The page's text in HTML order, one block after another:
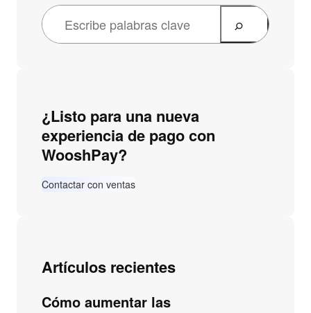
¿Listo para una nueva
experiencia de pago con
WooshPay?
Contactar con ventas
Artículos recientes
Cómo aumentar las